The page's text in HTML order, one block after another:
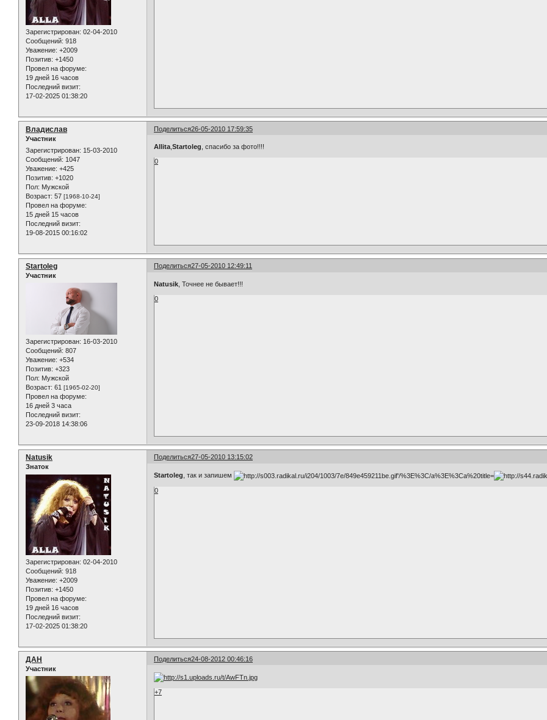
Зарегистрирован: 02-04-2010
Сообщений: 918
Уважение: +2009
Позитив: +1450
Провел на форуме:
19 дней 16 часов
Последний визит:
17-02-2025 01:38:20
Поделиться26-05-2010 17:59:35
Владислав
Участник
Зарегистрирован: 15-03-2010
Сообщений: 1047
Уважение: +425
Позитив: +1020
Пол: Мужской
Возраст: 57 [1968-10-24]
Провел на форуме:
15 дней 15 часов
Последний визит:
19-08-2015 00:16:02
Allita ,Startoleg , спасибо за фото!!!!
0
Поделиться27-05-2010 12:49:11
Startoleg
Участник
Зарегистрирован: 16-03-2010
Сообщений: 807
Уважение: +534
Позитив: +323
Пол: Мужской
Возраст: 61 [1965-02-20]
Провел на форуме:
16 дней 3 часа
Последний визит:
23-09-2018 14:38:06
Natusik , Точнее не бывает!!!
0
Поделиться27-05-2010 13:15:02
Natusik
Знаток
Зарегистрирован: 02-04-2010
Сообщений: 918
Уважение: +2009
Позитив: +1450
Провел на форуме:
19 дней 16 часов
Последний визит:
17-02-2025 01:38:20
Startoleg , так и запишем
0
Поделиться24-08-2012 00:46:16
ДАН
Участник
+7